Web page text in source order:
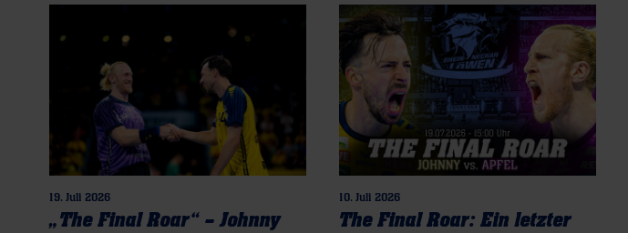
19. Juli 2026
„The Final Roar“ – Johnny
10. Juli 2026
The Final Roar: Ein letzter